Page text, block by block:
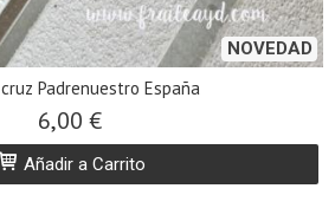
NOVEDAD
Padrenuestro España
6,00 €
Añadir a Carrito